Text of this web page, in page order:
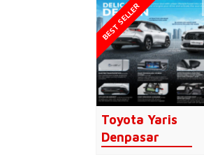
Toyota Yaris
Denpasar
BEST SELLER